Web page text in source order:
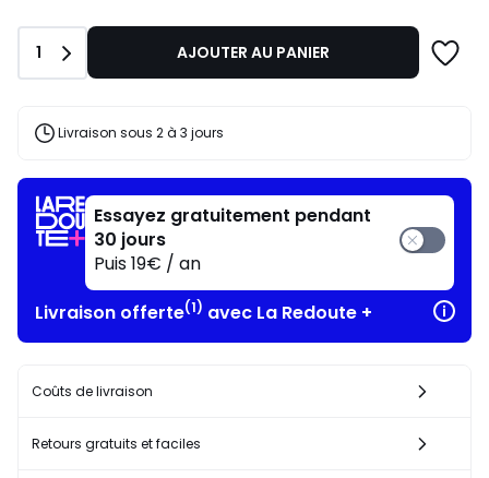
Quantité
1 AJOUTER AU PANIER
Livraison sous 2 à 3 jours
Essayez gratuitement pendant
30 jours
Puis 19€ / an
Livraison offerte(1) avec La Redoute +
Coûts de livraison
Retours gratuits et faciles